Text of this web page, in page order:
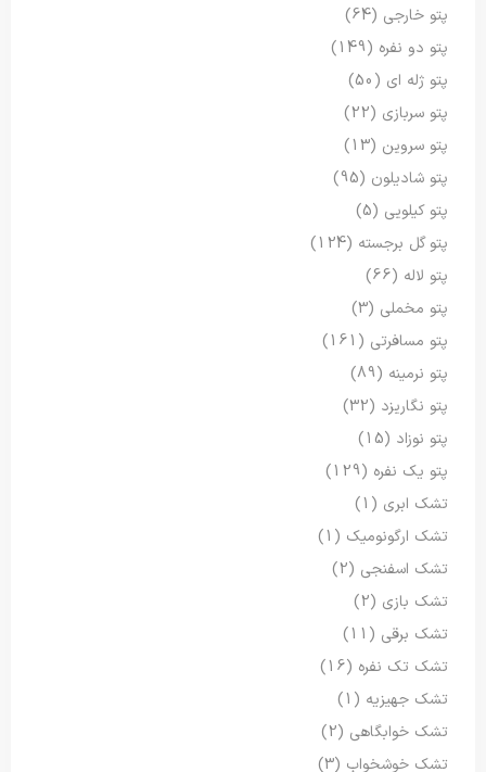
پتو خارجی (64)
پتو دو نفره (149)
پتو ژله ای (50)
پتو سربازی (22)
پتو سروین (13)
پتو شادیلون (95)
پتو کیلویی (5)
پتو گل برجسته (124)
پتو لاله (66)
پتو مخملی (3)
پتو مسافرتی (161)
پتو نرمینه (89)
پتو نگاریزد (32)
پتو نوزاد (15)
پتو یک نفره (129)
تشک ابری (1)
تشک ارگونومیک (1)
تشک اسفنجی (2)
تشک بازی (2)
تشک برقی (11)
تشک تک نفره (16)
تشک جهیزیه (1)
تشک خوابگاهی (2)
تشک خوشخواب (3)